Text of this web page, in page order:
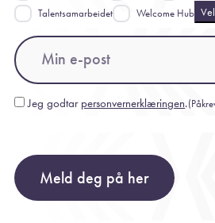
Talentsamarbeidet
Welcome Hub
Email
Consent(Påkrevd)
Jeg godtar personvernerklæringen.
Meld deg på her